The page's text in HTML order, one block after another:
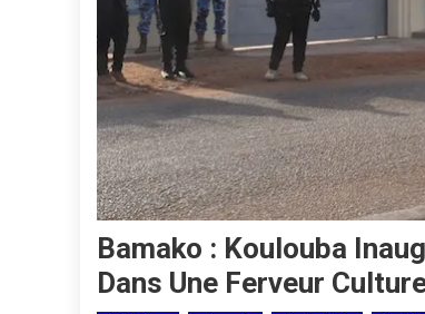
Bamako : Koulouba
Dans Une Ferveur